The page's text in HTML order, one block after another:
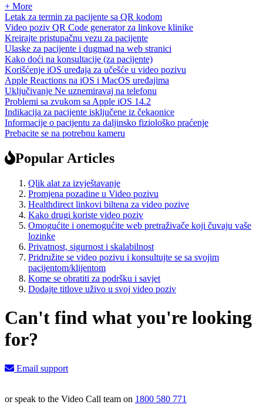
+ More
Letak za termin za pacijente sa QR kodom
Video poziv QR Code generator za linkove klinike
Kreirajte pristupačnu vezu za pacijente
Ulaske za pacijente i dugmad na web stranici
Kako doći na konsultacije (za pacijente)
Korišćenje iOS uređaja za učešće u video pozivu
Apple Reactions na iOS i MacOS uređajima
Uključivanje Ne uznemiravaj na telefonu
Problemi sa zvukom sa Apple iOS 14.2
Indikacija za pacijente isključene iz čekaonice
Informacije o pacijentu za daljinsko fiziološko praćenje
Prebacite se na potrebnu kameru
Popular Articles
Qlik alat za izvještavanje
Promjena pozadine u Video pozivu
Healthdirect linkovi biltena za video pozive
Kako drugi koriste video poziv
Omogućite i onemogućite web pretraživače koji čuvaju vaše
lozinke
Privatnost, sigurnost i skalabilnost
Pridružite se video pozivu i konsultujte se sa svojim
pacijentom/klijentom
Kome se obratiti za podršku i savjet
Dodajte titlove uživo u svoj video poziv
Can't find what you're looking
for?
Email support
or speak to the Video Call team on 1800 580 771